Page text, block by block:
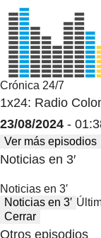
Crónica 24/7
1x24: Radio
23/08/2024 -
Ver más episodios
Noticias en 3′
Noticias en 3′
Noticias en 3′
Cerrar
Otros episodios